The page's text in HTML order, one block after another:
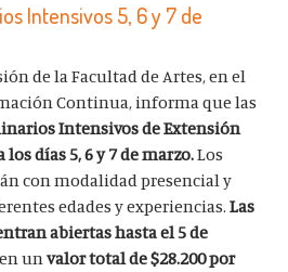
Intensivos 5, 6 y 7 de
de la Facultad de Artes, en el
Continua, informa que las
Intensivos de Extensión
días 5, 6 y 7 de marzo.Los
con modalidad presencial y
edades y experiencias. Las
abiertas hasta el 5 de
unvalor total de $28.200 por